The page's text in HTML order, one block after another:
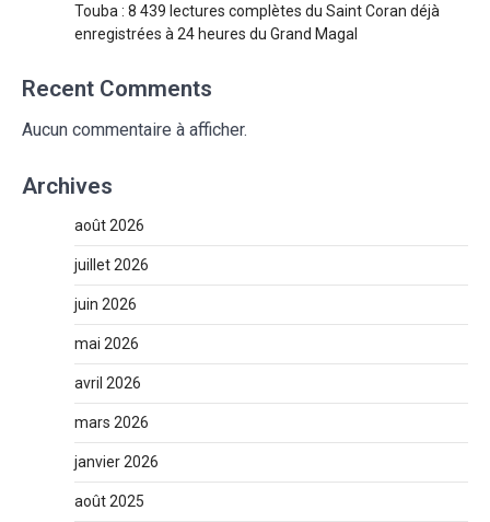
Touba : 8 439 lectures complètes du Saint Coran déjà
enregistrées à 24 heures du Grand Magal
Recent Comments
Aucun commentaire à afficher.
Archives
août 2026
juillet 2026
juin 2026
mai 2026
avril 2026
mars 2026
janvier 2026
août 2025